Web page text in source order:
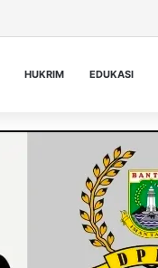
HUKRIM EDUKASI